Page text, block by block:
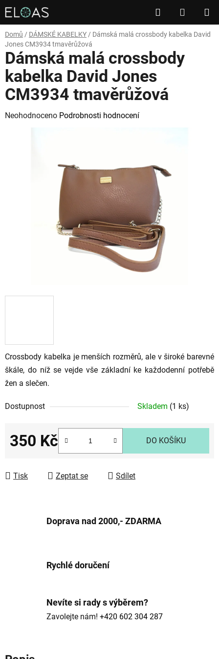
Přejít
na
obsah
Hledat
KOŠÍK
Domů / DÁMSKÉ KABELKY / Dámská malá crossbody kabelka David
Jones CM3934 tmavěrůžová
Crossbody kabelka je menších rozměrů, ale v široké barevné
škále, do níž se vejde vše základní ke každodenní potřebě
žen a slečen.
Dostupnost Skladem (1 ks)
350 Kč DO KOŠÍKU
Tisk Zeptat se Sdílet
Dámská malá crossbody
kabelka David Jones
CM3934 tmavěrůžová
Průměrné
Neohodnoceno Podrobnosti hodnocení
Doprava nad 2000,- ZDARMA
Rychlé doručení
Nevíte si rady s výběrem?
Zavolejte nám! +420 602 304 287